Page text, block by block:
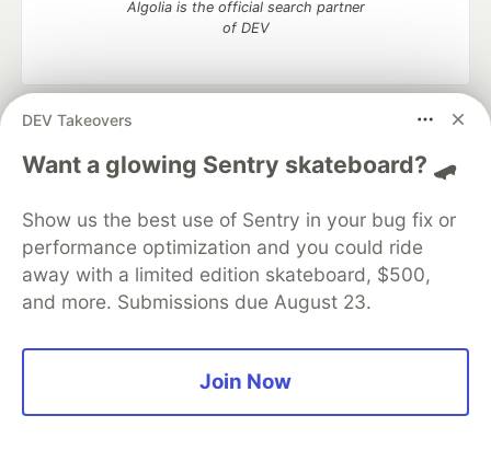
DEV Takeovers
Want a glowing Sentry skateboard? 🛹
Show us the best use of Sentry in your bug fix or
performance optimization and you could ride
away with a limited edition skateboard, $500,
and more. Submissions due August 23.
Join Now
Algolia is the official search partner
of DEV
DEV Community
— A space to discuss and keep up software
development and manage your software career
Home
DEV Challenges DEV++
Videos
Organization Accounts
DEV Showcase About
Contact
Free Postgres Database
DEV Shop
MLH
Code of Conduct
Privacy Policy
Terms of Use
Built on
Forem — the open source software that powers
and other inclusive communities.